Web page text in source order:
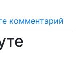
комментарий